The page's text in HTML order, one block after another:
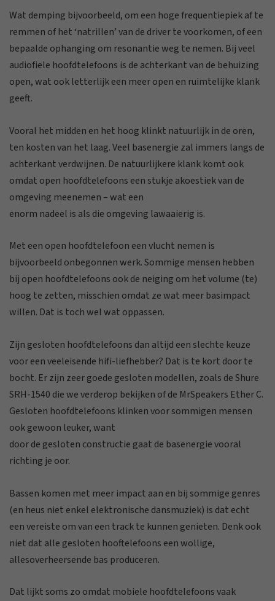
Wat demping bijvoorbeeld, om een hoge frequentiepiek af te
remmen of het ‘natrillen’ van de driver te voorkomen, of een
bepaalde ophanging om resonantie weg te nemen. Bij veel
audiofiele hoofdtelefoons is de achterkant van de behuizing
open, wat ook letterlijk een meer open en ruimtelijke klank
geeft.
Vooral het midden en het hoog klinkt natuurlijk in de oren,
ten kosten van het laag. Veel basenergie zal immers langs de
achterkant verdwijnen. De natuurlijkere klank komt ook
omdat open hoofdtelefoons een stukje akoestiek van de
omgeving meenemen – wat een
enorm nadeel is als die omgeving lawaaierig is.
Met een open hoofdtelefoon een vlucht nemen is
bijvoorbeeld onbegonnen werk. Sommige mensen hebben
bij open hoofdtelefoons ook de neiging om het volume (te)
hoog te zetten, misschien omdat ze wat meer basimpact
willen. Dat is toch wel wat oppassen.
Zijn gesloten hoofdtelefoons dan altijd een slechte keuze
voor een veeleisende hifi-liefhebber? Dat is te kort door te
bocht. Er zijn zeer goede gesloten modellen, zoals de Shure
SRH-1540 die we verderop bekijken of de MrSpeakers Ether C.
Gesloten hoofdtelefoons klinken voor sommigen mensen
ook gewoon leuker, want
door de gesloten constructie gaat de basenergie vooral
richting je oor.
Bassen komen met meer impact aan en bij sommige genres
(en heus niet enkel elektronische dansmuziek) is dat echt
een vereiste om van een track te kunnen genieten. Denk ook
niet dat alle gesloten hooftelefoons een wollige,
allesoverheersende bas produceren.
Dat lijkt soms zo omdat mobiele hoofdtelefoons vaak